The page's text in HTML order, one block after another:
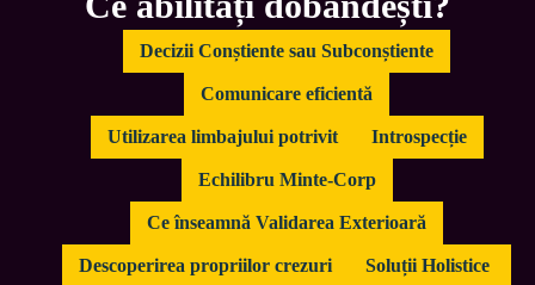
Decizii Conștiente sau Subconștiente
Comunicare eficientă
Utilizarea limbajului potrivit Introspecție
Echilibru Minte-Corp
Ce înseamnă Validarea Exterioară
Descoperirea propriilor crezuri Soluții Holistice